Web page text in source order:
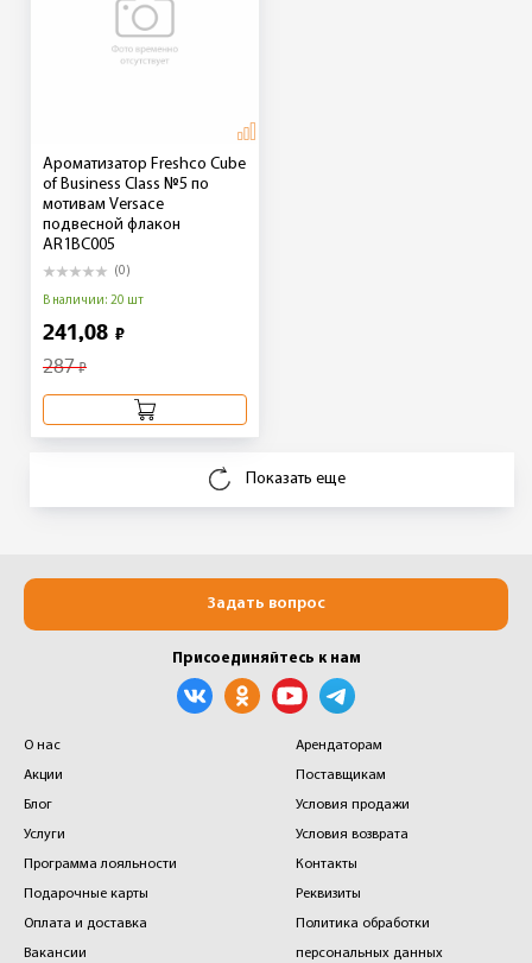
Ароматизатор Freshco Cube
of Business Class №5 по
мотивам Versace
подвесной флакон
AR1BC005
(0)
В наличии: 20 шт
241,08 ₽
287₽
Показать еще
О нас
Акции
Блог
Услуги
Программа лояльности
Подарочные карты
Оплата и доставка
Вакансии
Арендаторам
Поставщикам
Условия продажи
Условия возврата
Контакты
Реквизиты
Политика обработки
персональных данных
Задать вопрос
Присоединяйтесь к нам